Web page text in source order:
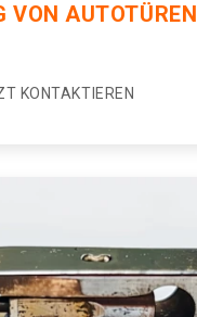
VON AUTOTÜREN
KONTAKTIEREN